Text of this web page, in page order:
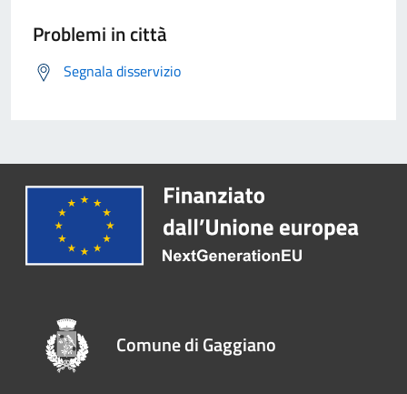
Problemi in città
Segnala disservizio
Comune di Gaggiano